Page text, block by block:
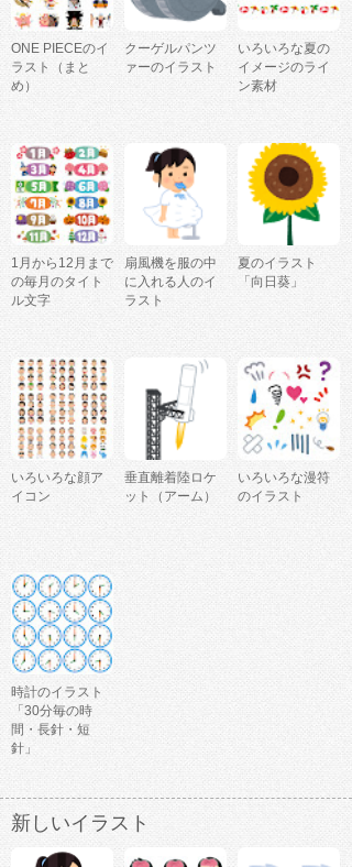
ONE PIECEのイ
ラスト（まと
め）
クーゲルパンツ
ァーのイラスト
いろいろな夏の
イメージのライ
ン素材
1月から12月まで
の毎月のタイト
ル文字
扇風機を服の中
に入れる人のイ
ラスト
夏のイラスト
「向日葵」
いろいろな顔ア
イコン
垂直離着陸ロケ
ット（アーム）
いろいろな漫符
のイラスト
時計のイラスト
「30分毎の時
間・長針・短
針」
新しいイラスト